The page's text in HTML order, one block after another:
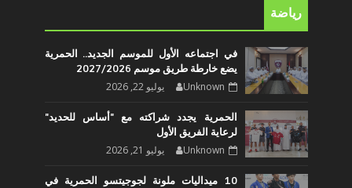
رياضة
في اجتماعه الأول للموسم الجديد.. الحمرية
يضع خارطة طريق موسم 2027/2026
Unknown يوليو 22, 2026
الحمرية يجدد شراكته مع "أساس للحديد"
لرعاية الفريق الأول
Unknown يوليو 21, 2026
10 ميداليات ملونة لجوجيتسو الحمرية في